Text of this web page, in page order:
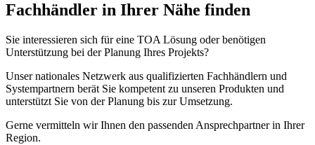
Fachhändler in Ihrer Nähe finden
Sie interessieren sich für eine TOA Lösung oder benötigen
Unterstützung bei der Planung Ihres Projekts?
Unser nationales Netzwerk aus qualifizierten Fachhändlern und
Systempartnern berät Sie kompetent zu unseren Produkten und
unterstützt Sie von der Planung bis zur Umsetzung.
Gerne vermitteln wir Ihnen den passenden Ansprechpartner in Ihrer
Region.